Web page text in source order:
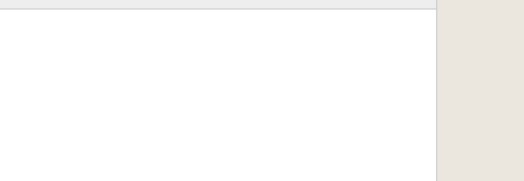
大学院生命農学研究科へ提出
て、今後の展望を論じたもの